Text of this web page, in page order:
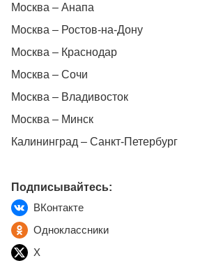
Москва – Анапа
Москва – Ростов-на-Дону
Москва – Краснодар
Москва – Сочи
Москва – Владивосток
Москва – Минск
Калининград – Санкт-Петербург
Подписывайтесь:
ВКонтакте
Одноклассники
X